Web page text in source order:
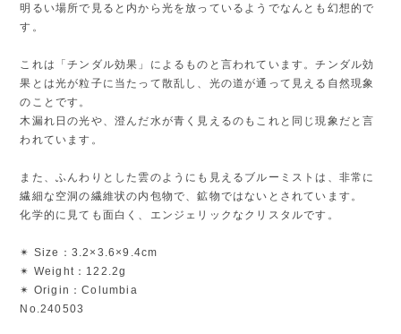
明るい場所で見ると内から光を放っているようでなんとも幻想的で
す。
これは「チンダル効果」によるものと言われています。チンダル効
果とは光が粒子に当たって散乱し、光の道が通って見える自然現象
のことです。
木漏れ日の光や、澄んだ水が青く見えるのもこれと同じ現象だと言
われています。
また、ふんわりとした雲のようにも見えるブルーミストは、非常に
繊細な空洞の繊維状の内包物で、鉱物ではないとされています。
化学的に見ても面白く、エンジェリックなクリスタルです。
✴︎ Size：3.2×3.6×9.4cm
✴︎ Weight：122.2g
✴︎ Origin：Columbia
No.240503